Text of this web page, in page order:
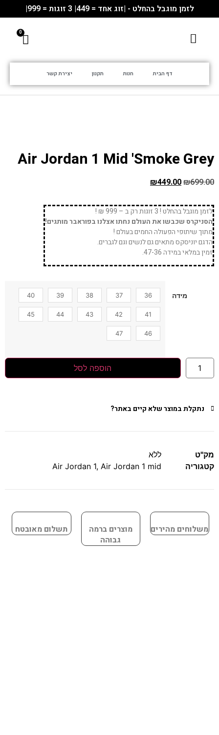
לזמן מוגבל בהחלט - |זוג אחד = 449| 3 זוגות = 999|
דף הבית חנות תקנון יצירת קשר
Air Jordan 1 Mid 'Smoke Grey
₪699.00
₪449.00
לזמן מוגבל בהחלט ! 3 זוגות רק ב – 999 ₪ !
הסניקרס שכבשו את העולם נחתו אצלנו בפוראבר מותגים!
מתוך שיתופי הפעולה החמים בעולם !
הדגם יוניסקס מתאים גם לנשים וגם לגברים.
זמין במלאי במידה 47-36.
מידה 36
37
38
39
40
41
42
43
44
45
46
47
הוספה לסל
נתקלת במוצר שלא קיים באתר?
מק"ט
ללא
קטגוריה
Air Jordan 1, Air Jordan 1 mid
משלוחים מהירים
מוצרים ברמה
גבוהה
תשלום מאובטח